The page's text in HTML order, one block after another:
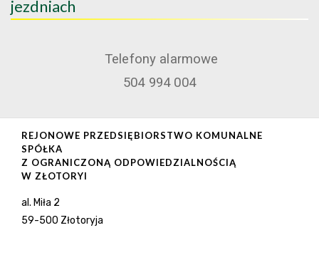
jezdniach
Telefony alarmowe
504 994 004
REJONOWE PRZEDSIĘBIORSTWO KOMUNALNE
SPÓŁKA
Z OGRANICZONĄ ODPOWIEDZIALNOŚCIĄ
W ZŁOTORYI
al. Miła 2
59-500 Złotoryja